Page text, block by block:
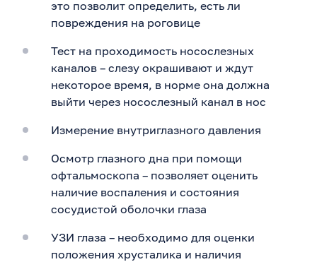
это позволит определить, есть ли
повреждения на роговице
Тест на проходимость носослезных
каналов – слезу окрашивают и ждут
некоторое время, в норме она должна
выйти через носослезный канал в нос
Измерение внутриглазного давления
Осмотр глазного дна при помощи
офтальмоскопа – позволяет оценить
наличие воспаления и состояния
сосудистой оболочки глаза
УЗИ глаза – необходимо для оценки
положения хрусталика и наличия